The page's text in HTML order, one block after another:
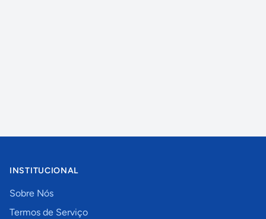
INSTITUCIONAL
Sobre Nós
Termos de Serviço